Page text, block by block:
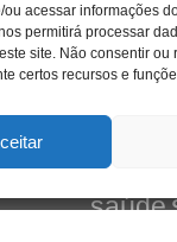
ou acessar informações
permitirá processar
site. Não consentir
certos recursos e
crianca
educação
freud
pandemia
saúde